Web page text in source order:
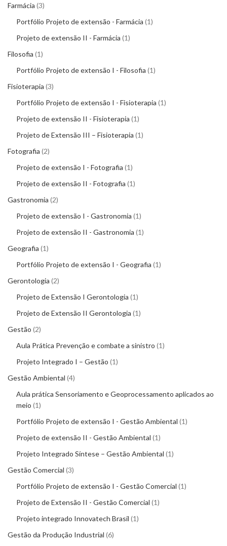
Farmácia 3
Portfólio Projeto de extensão - Farmácia 1
Projeto de extensão II - Farmácia 1
Filosofia 1
Portfólio Projeto de extensão I - Filosofia 1
Fisioterapia 3
Portfólio Projeto de extensão I - Fisioterapia 1
Projeto de extensão II - Fisioterapia 1
Projeto de Extensão III – Fisioterapia 1
Fotografia 2
Projeto de extensão I - Fotografia 1
Projeto de extensão II - Fotografia 1
Gastronomia 2
Projeto de extensão I - Gastronomia 1
Projeto de extensão II - Gastronomia 1
Geografia 1
Portfólio Projeto de extensão I - Geografia 1
Gerontologia 2
Projeto de Extensão I Gerontologia 1
Projeto de Extensão II Gerontologia 1
Gestão 2
Aula Prática Prevenção e combate a sinistro 1
Projeto Integrado I – Gestão 1
Gestão Ambiental 4
Aula prática Sensoriamento e Geoprocessamento aplicados ao
meio 1
Portfólio Projeto de extensão I - Gestão Ambiental 1
Projeto de extensão II - Gestão Ambiental 1
Projeto Integrado Síntese – Gestão Ambiental 1
Gestão Comercial 3
Portfólio Projeto de extensão I - Gestão Comercial 1
Projeto de Extensão II - Gestão Comercial 1
Projeto integrado Innovatech Brasil 1
Gestão da Produção Industrial 6